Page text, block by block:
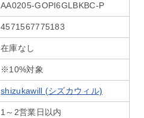
AA0205-GOPI6GLBKBC-P
4571567775183
在庫なし
※10%対象
shizukawill (シズカウィル)
1～2営業日以内